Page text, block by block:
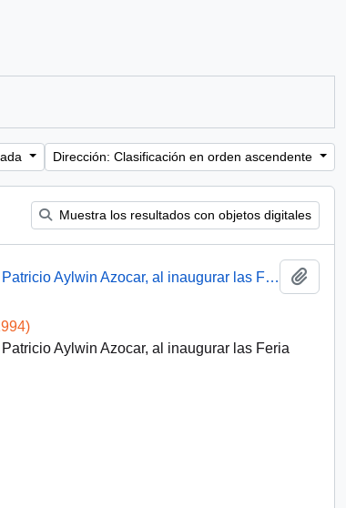
Dirección: Clasificación en orden ascendente
Muestra los resultados con objetos digitales
Discurso de S.E. El Presidente de la República, D. Patricio Aylwin Azocar, al inaugurar las Feria Internacional de Talca - FITAL` 93
Aylwin Azocar, al inaugurar las Feria